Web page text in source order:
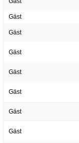
Gäst
Gäst
Gäst
Gäst
Gäst
Gäst
Gäst